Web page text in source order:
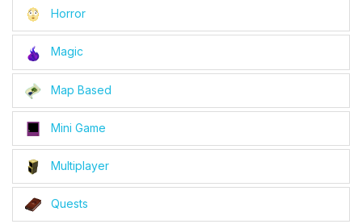
Horror
Magic
Map Based
Mini Game
Multiplayer
Quests